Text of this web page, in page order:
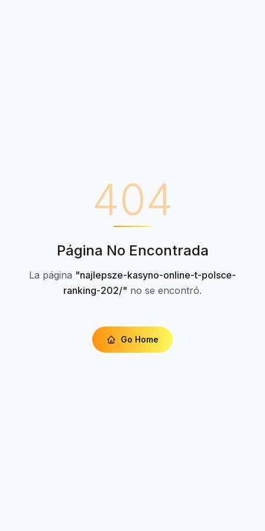
404
Página No Encontrada
La página "najlepsze-kasyno-online-t-polsce-
ranking-202/" no se encontró.
Go Home